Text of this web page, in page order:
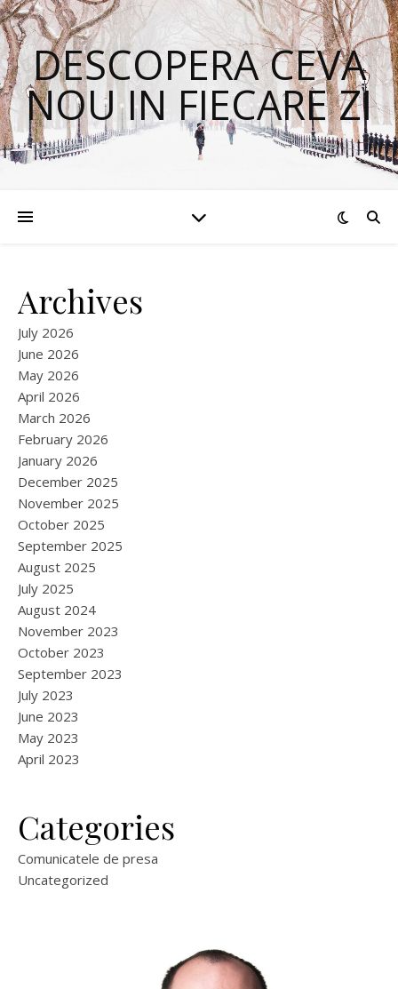
DESCOPERA CEVA
NOU IN FIECARE ZI
Archives
July 2026
June 2026
May 2026
April 2026
March 2026
February 2026
January 2026
December 2025
November 2025
October 2025
September 2025
August 2025
July 2025
August 2024
November 2023
October 2023
September 2023
July 2023
June 2023
May 2023
April 2023
Categories
Comunicatele de presa
Uncategorized